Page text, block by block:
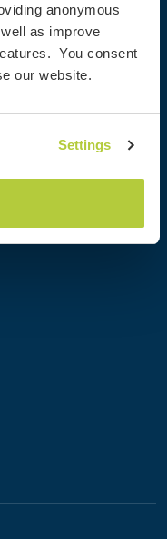
anonymous
as improve
You consent
our website.
Settings